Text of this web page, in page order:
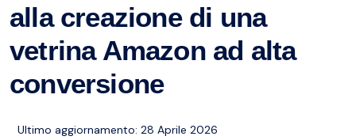
alla creazione di una
vetrina Amazon ad alta
conversione
Ultimo aggiornamento: 28 Aprile 2026